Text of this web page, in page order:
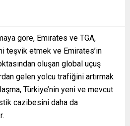
göre, Emirates ve TGA,
teşvik etmek ve Emirates’in
oluşan global uçuş
gelen yolcu trafiğini artırmak
Türkiye’nin yeni ve mevcut
cazibesini daha da